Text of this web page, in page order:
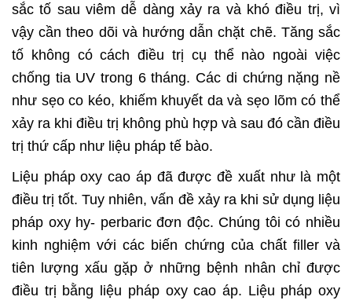
sắc tố sau viêm dễ dàng xảy ra và khó điều trị, vì
vậy cần theo dõi và hướng dẫn chặt chẽ. Tăng sắc
tố không có cách điều trị cụ thể nào ngoài việc
chống tia UV trong 6 tháng. Các di chứng nặng nề
như sẹo co kéo, khiếm khuyết da và sẹo lõm có thể
xảy ra khi điều trị không phù hợp và sau đó cần điều
trị thứ cấp như liệu pháp tế bào.
Liệu pháp oxy cao áp đã được đề xuất như là một
điều trị tốt. Tuy nhiên, vấn đề xảy ra khi sử dụng liệu
pháp oxy hy- perbaric đơn độc. Chúng tôi có nhiều
kinh nghiệm với các biến chứng của chất filler và
tiên lượng xấu gặp ở những bệnh nhân chỉ được
điều trị bằng liệu pháp oxy cao áp. Liệu pháp oxy